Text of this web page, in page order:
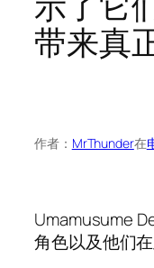
带来真
作者： MrThunder在
Umamusume
角色以及他们